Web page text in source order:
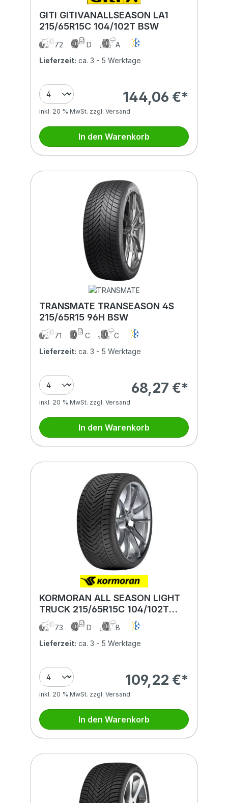
GITI GITIVANALLSEASON LA1
215/65R15C 104/102T BSW
72 D
A
Lieferzeit: ca. 3 - 5 Werktage
144,06 €*
inkl. 20 % MwSt. zzgl. Versand
In den Warenkorb
TRANSMATE TRANSEASON 4S
215/65R15 96H BSW
71 C
C
Lieferzeit: ca. 3 - 5 Werktage
68,27 €*
inkl. 20 % MwSt. zzgl. Versand
In den Warenkorb
KORMORAN ALL SEASON LIGHT
TRUCK 215/65R15C 104/102T
BSW
73 D
B
Lieferzeit: ca. 3 - 5 Werktage
109,22 €*
inkl. 20 % MwSt. zzgl. Versand
In den Warenkorb